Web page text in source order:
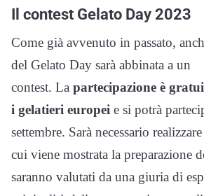
Il contest Gelato Day 2023
Come già avvenuto in passato,
del Gelato Day sarà abbinata a un
contest. La partecipazione è
i gelatieri europei e si potrà
settembre. Sarà necessario
cui viene mostrata la preparazione
saranno valutati da una giuria di